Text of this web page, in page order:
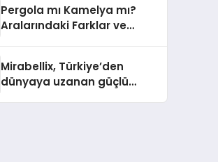
Pergola mı Kamelya mı?
Aralarındaki Farklar ve
Mirabellix, Türkiye’den
dünyaya uzanan güçlü